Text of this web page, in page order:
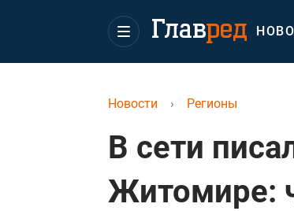
Новости › Регионы
В сети
Житомире: